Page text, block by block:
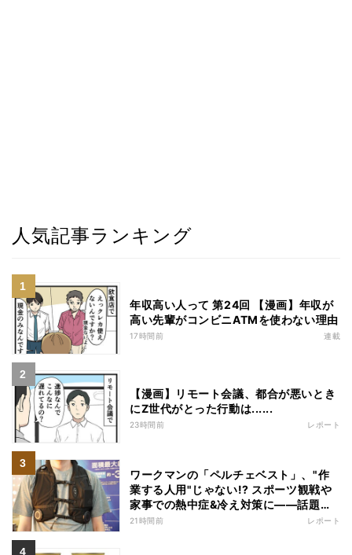
人気記事ランキング
年収高い人って 第24回 【漫画】年収が
高い先輩がコンビニATMを使わない理由
17時間前 連載
【漫画】リモート会議、都合が悪いとき
にZ世代がとった行動は......
23時間前 レポート
ワークマンの「ペルチェベスト」、"作
業する人用"じゃない!? スポーツ観戦や
家事での熱中症&冷え対策に――話題の
商品を徹底検証
21時間前 レポート